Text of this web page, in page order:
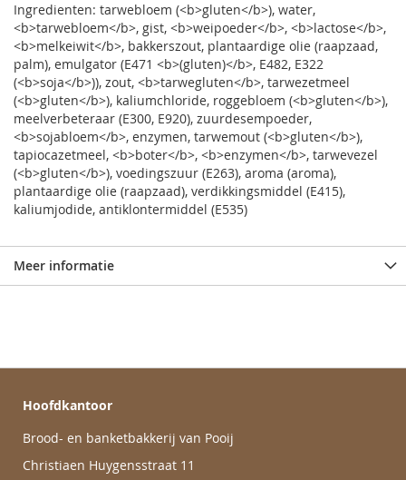
Ingredienten: tarwebloem (<b>gluten</b>), water,
<b>tarwebloem</b>, gist, <b>weipoeder</b>, <b>lactose</b>,
<b>melkeiwit</b>, bakkerszout, plantaardige olie (raapzaad,
palm), emulgator (E471 <b>(gluten)</b>, E482, E322
(<b>soja</b>)), zout, <b>tarwegluten</b>, tarwezetmeel
(<b>gluten</b>), kaliumchloride, roggebloem (<b>gluten</b>),
meelverbeteraar (E300, E920), zuurdesempoeder,
<b>sojabloem</b>, enzymen, tarwemout (<b>gluten</b>),
tapiocazetmeel, <b>boter</b>, <b>enzymen</b>, tarwevezel
(<b>gluten</b>), voedingszuur (E263), aroma (aroma),
plantaardige olie (raapzaad), verdikkingsmiddel (E415),
kaliumjodide, antiklontermiddel (E535)
Meer informatie
Hoofdkantoor
Brood- en banketbakkerij van Pooij
Christiaen Huygensstraat 11